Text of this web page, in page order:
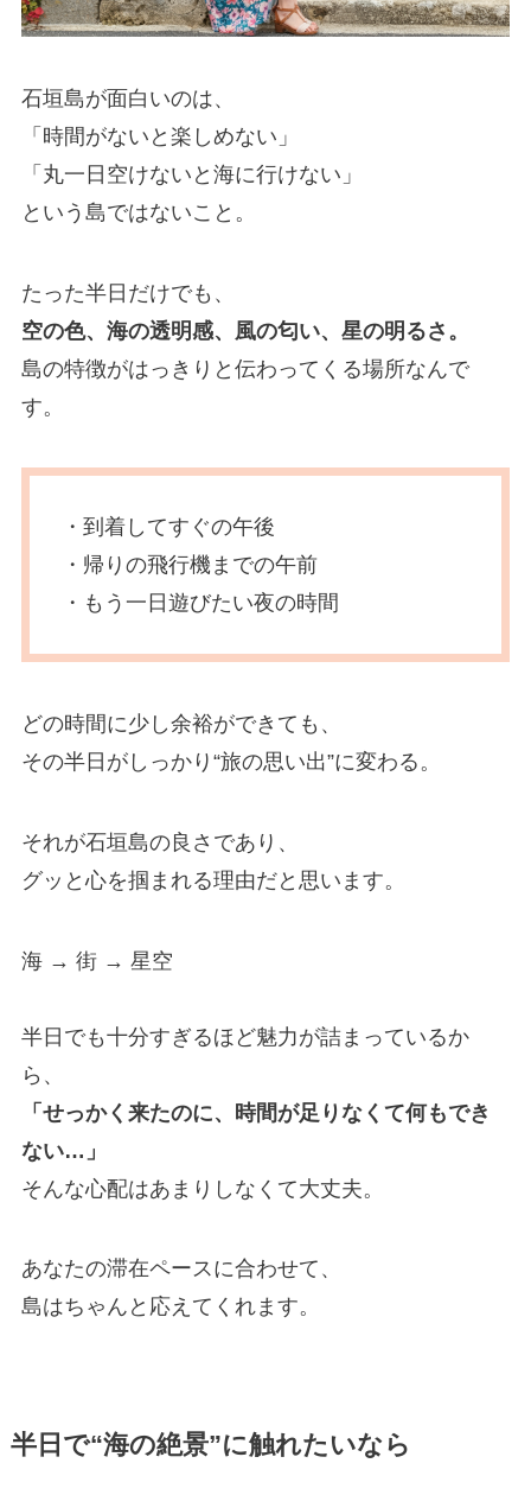
石垣島が面白いのは、
「時間がないと楽しめない」
「丸一日空けないと海に行けない」
という島ではないこと。
たった半日だけでも、
空の色、海の透明感、風の匂い、星の明るさ。
島の特徴がはっきりと伝わってくる場所なんで
す。
・到着してすぐの午後
・帰りの飛行機までの午前
・もう一日遊びたい夜の時間
どの時間に少し余裕ができても、
その半日がしっかり“旅の思い出”に変わる。
それが石垣島の良さであり、
グッと心を掴まれる理由だと思います。
海 → 街 → 星空
半日でも十分すぎるほど魅力が詰まっているか
ら、
「せっかく来たのに、時間が足りなくて何もでき
ない…」
そんな心配はあまりしなくて大丈夫。
あなたの滞在ペースに合わせて、
島はちゃんと応えてくれます。
半日で“海の絶景”に触れたいなら